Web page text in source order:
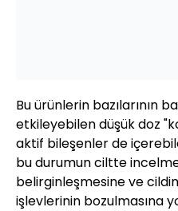
Bu ürünlerin bazılarının
etkileyebilen düşük doz
aktif bileşenler de
bu durumun ciltte
belirginleşmesine ve
işlevlerinin bozulmasına